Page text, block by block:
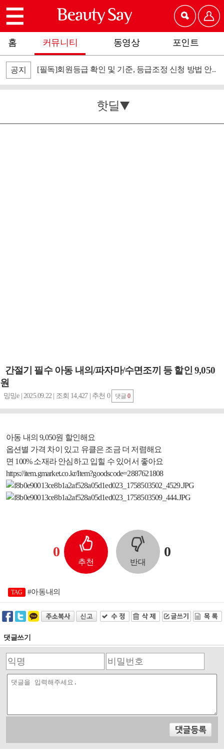
홈 커뮤니티 동영상 포인트
공지 [필독]회원등급 확인 및 기준, 등급조정 신청 방법 안..
핫딜
간절기 필수 아동 내의/파자마/수면조끼 등 할인 9,050
원
밍밍e | 2025.09.22 | 조회 14,427 | 추천 0 댓글 0
아동 내의 9,050원 할인해요
옵션별 가격 차이 있고 유클은 조금 더 저렴해요
면 100% 소재라 안심하고 입힐 수 있어서 좋아요
https://item.gmarket.co.kr/Item?goodscode=2887621808
0
추천 반대
0
TAG #아동내의
댓글쓰기